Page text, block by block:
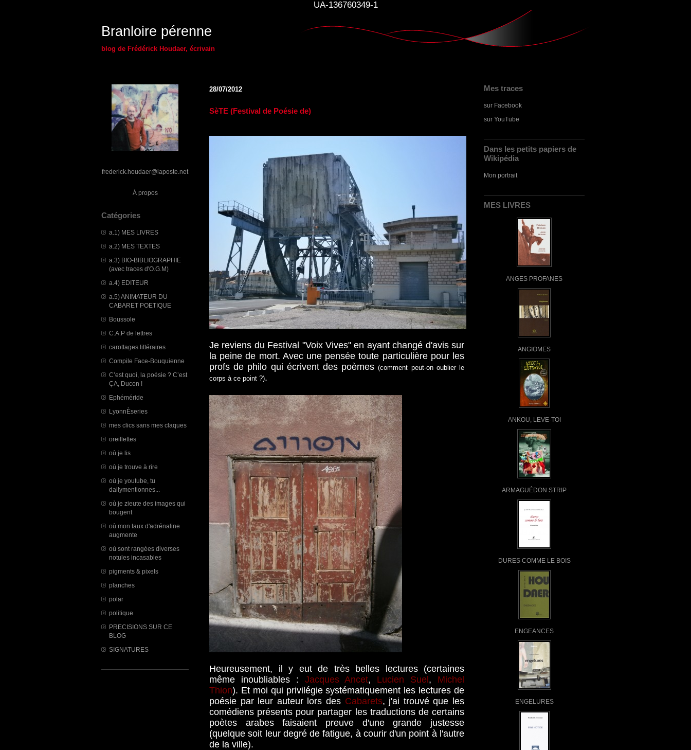
UA-136760349-1
Branloire pérenne
blog de Frédérick Houdaer, écrivain
frederick.houdaer@laposte.net
À propos
Catégories
a.1) MES LIVRES
a.2) MES TEXTES
a.3) BIO-BIBLIOGRAPHIE
(avec traces d'O.G.M)
a.4) EDITEUR
a.5) ANIMATEUR DU
CABARET POETIQUE
Boussole
C.A.P de lettres
carottages littéraires
Compile Face-Bouquienne
C’est quoi, la poésie ? C’est
ÇA, Ducon !
Ephéméride
LyonnÈseries
mes clics sans mes claques
oreillettes
où je lis
où je trouve à rire
où je youtube, tu
dailymentionnes...
où je zieute des images qui
bougent
où mon taux d'adrénaline
augmente
où sont rangées diverses
notules incasables
pigments & pixels
planches
polar
politique
PRECISIONS SUR CE
BLOG
SIGNATURES
Mes traces
sur Facebook
sur YouTube
Dans les petits papiers de
Wikipédia
Mon portrait
MES LIVRES
ANGES PROFANES
ANGIOMES
ANKOU, LEVE-TOI
ARMAGUÉDON STRIP
DURES COMME LE BOIS
ENGEANCES
ENGELURES
28/07/2012
SèTE (Festival de Poésie de)
Je reviens du Festival "Voix Vives" en ayant changé d'avis sur
la peine de mort. Avec une pensée toute particulière pour les
profs de philo qui écrivent des poèmes(comment peut-on oublier le
corps à ce point ?).
Heureusement, il y eut de très belles lectures (certaines
même inoubliables : Jacques Ancet, Lucien Suel, Michel
Thion). Et moi qui privilégie systématiquement les lectures de
poésie par leur auteur lors des Cabarets, j'ai trouvé que les
comédiens présents pour partager les traductions de certains
poètes arabes faisaient preuve d'une grande justesse
(quelque soit leur degré de fatigue, à courir d'un point à l'autre
de la ville).